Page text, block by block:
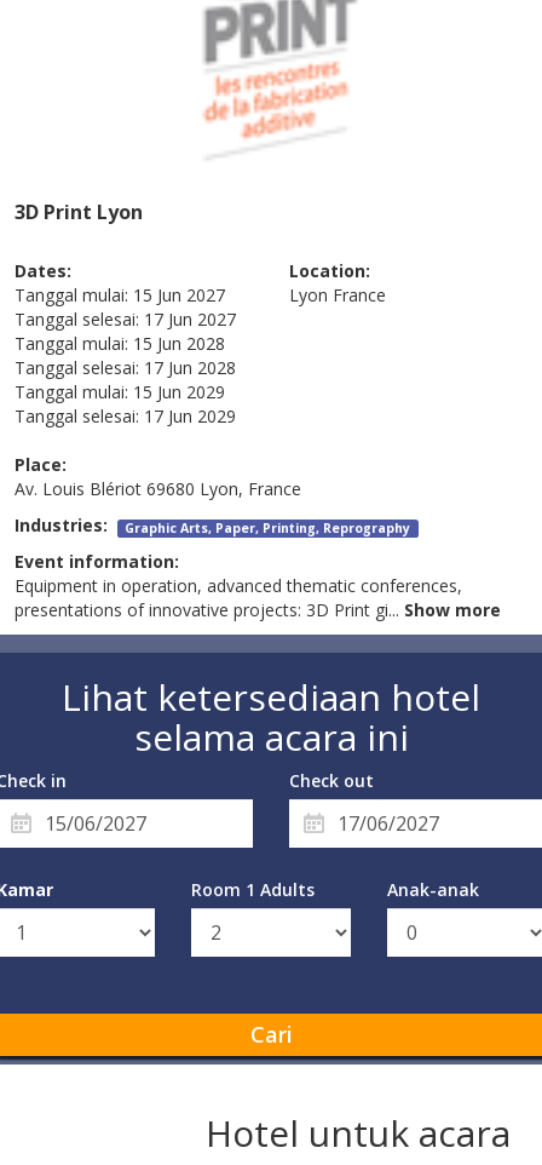
3D Print Lyon
Dates:
Tanggal mulai: 15 Jun 2027
Tanggal selesai: 17 Jun 2027
Tanggal mulai: 15 Jun 2028
Tanggal selesai: 17 Jun 2028
Tanggal mulai: 15 Jun 2029
Tanggal selesai: 17 Jun 2029
Location:
Lyon France
Place:
Av. Louis Blériot 69680 Lyon, France
Industries: Graphic Arts, Paper, Printing, Reprography
Event information:
Equipment in operation, advanced thematic conferences,
presentations of innovative projects: 3D Print gi... Show more
Lihat ketersediaan hotel
selama acara ini
in Check out
Room 1 Adults Anak-anak
Cari
Hotel untuk acara